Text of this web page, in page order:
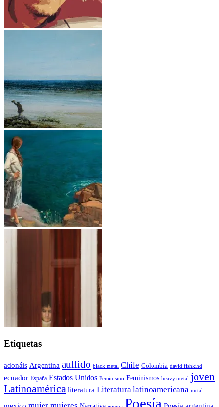
Etiquetas
adonáis Argentina aullido black metal Chile Colombia david fishkind
ecuador España Estados Unidos Feminismo Feminismos heavy metal joven
Latinoamérica literatura Literatura latinoamericana metal
mexico mujer mujeres Poesía Poesía argentina